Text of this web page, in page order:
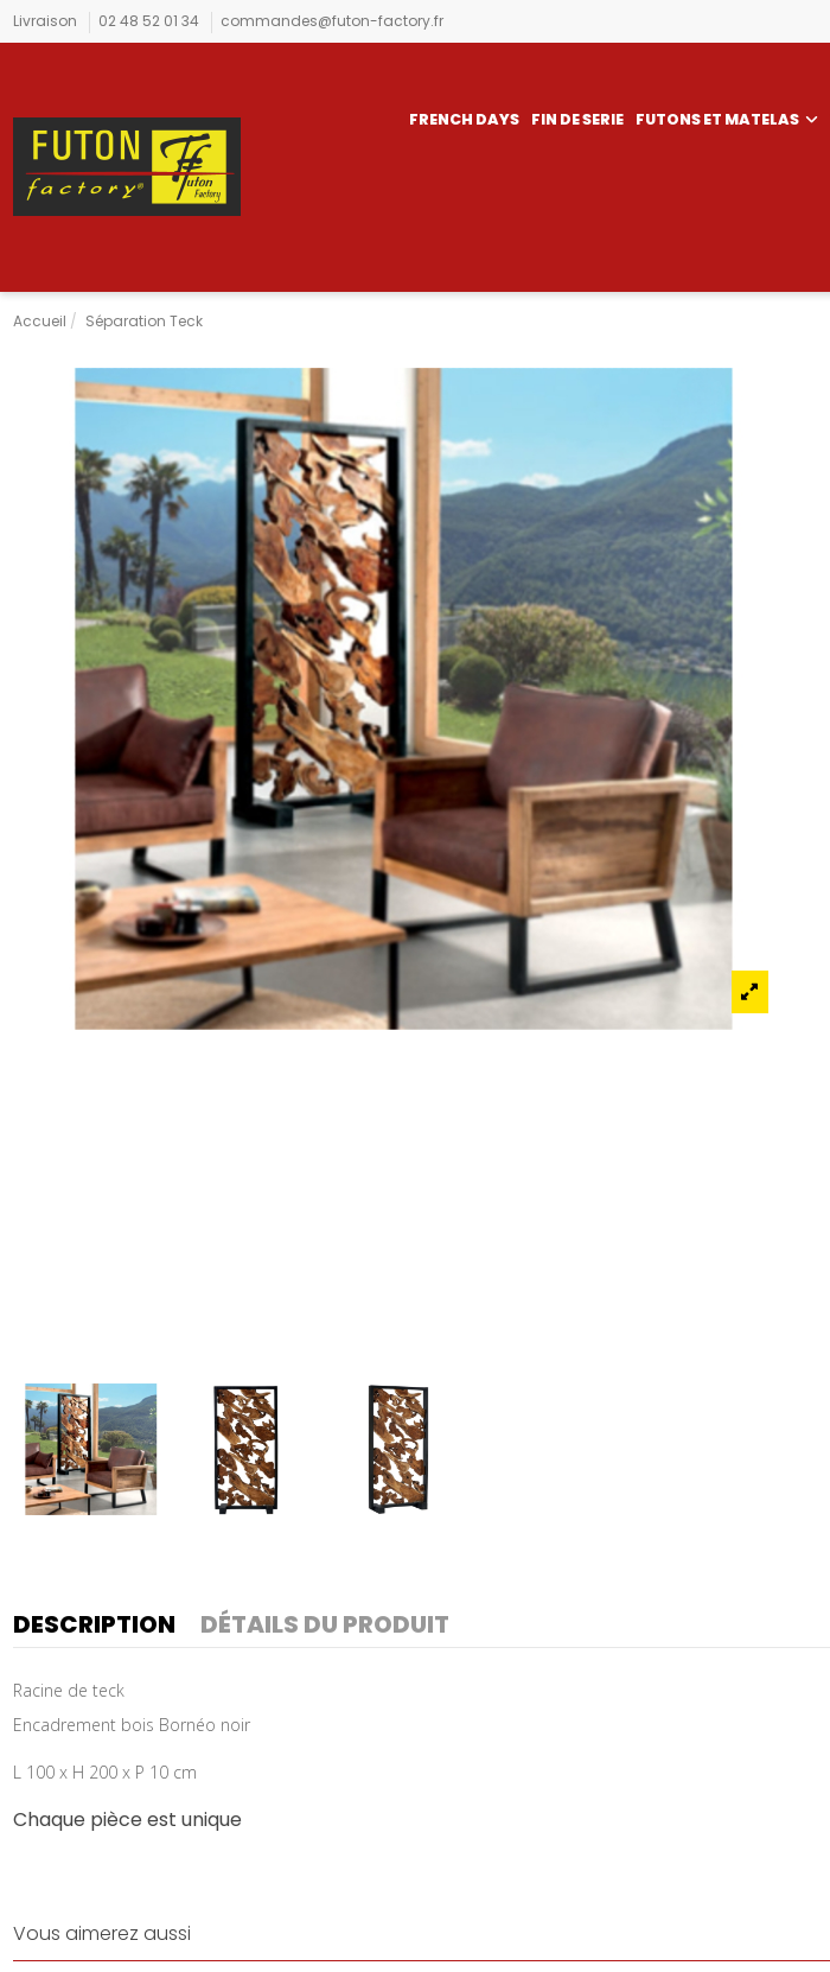
Livraison 02 48 52 01 34 commandes@futon-factory.fr
FRENCH DAYS FIN DE SERIE FUTONS ET MATELAS
Accueil Séparation Teck
DESCRIPTION DÉTAILS DU PRODUIT
Racine de teck
Encadrement bois Bornéo noir
L 100 x H 200 x P 10 cm
Chaque pièce est unique
Vous aimerez aussi